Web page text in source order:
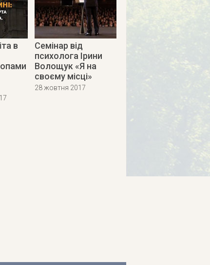
в
Семінар від
психолога Ірини
Волощук «Я на
своєму місці»
28 жовтня 2017